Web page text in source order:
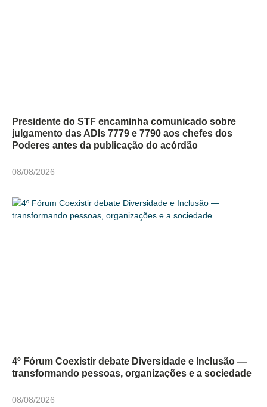
Presidente do STF encaminha comunicado sobre
julgamento das ADIs 7779 e 7790 aos chefes dos
Poderes antes da publicação do acórdão
08/08/2026
4º Fórum Coexistir debate Diversidade e Inclusão —
transformando pessoas, organizações e a sociedade
08/08/2026